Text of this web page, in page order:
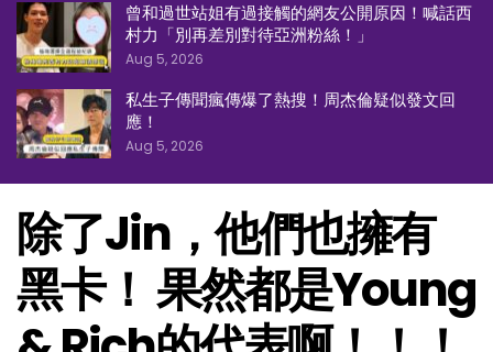
曾和過世站姐有過接觸的網友公開原因！喊話西
村力「別再差別對待亞洲粉絲！」
Aug 5, 2026
私生子傳聞瘋傳爆了熱搜！周杰倫疑似發文回
應！
Aug 5, 2026
除了Jin，他們也擁有
黑卡！ 果然都是Young